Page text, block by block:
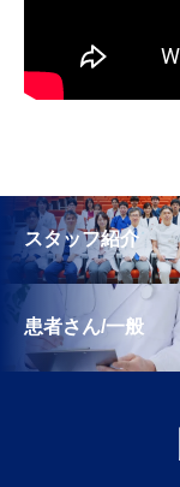
スタッフ紹介
患者さん/一般